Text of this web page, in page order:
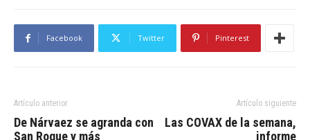
Facebook Twitter Pinterest
Artículo anterior
De Nárvaez se agranda con
San Roque y más
Artículo siguiente
Las COVAX de la semana,
informe